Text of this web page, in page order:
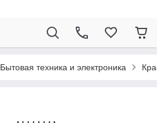
Бытовая техника и электроника